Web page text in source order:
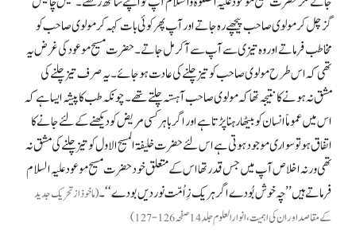
گز چل کر مولوی صاحب پیچھے رہ جاتے اور آپ پھر کوئی بات کہہ کر مولوی صاحب کو
مخاطب فرماتے اور وہ تیزی سے آپ سے آ کر مل جاتے۔ حضرت مسیح موعود کی غرض یہ
تھی کہ اس طرح مولوی صاحب کو تیز چلنے کی عادت ہو جائے۔ یہ صرف تیز چلنے کی
مشق نہ ہونے کا نتیجہ تھا کہ مولوی صاحب آہستہ چلتے تھے۔ چونکہ طب کا پیشہ ایسا ہے کہ
اس میں عموماً انسان کو بیٹھا رہنا پڑتا ہے اور اگر باہر کسی مریض کو دیکھنے کے لئے جانے کا
اتفاق ہو تو سواری موجود ہوتی ہے اس لئے حضرت خلیفۃ المسیح الاول کو تیز چلنے کی مشق نہ
تھی ورنہ اخلاص آپ میں جس قدر تھا اس کے متعلق خود حضرت مسیح موعود علیہ السلام
فرماتے ہیں ’’چہ خوش بُودے اگر ہر یک زِ اُمّت نور دیں بودے‘‘۔(ماخوذ از تحریک جدید
کے مقاصد اور ان کی اہمیت، انوارالعلوم جلد 14صفحہ 126-127)